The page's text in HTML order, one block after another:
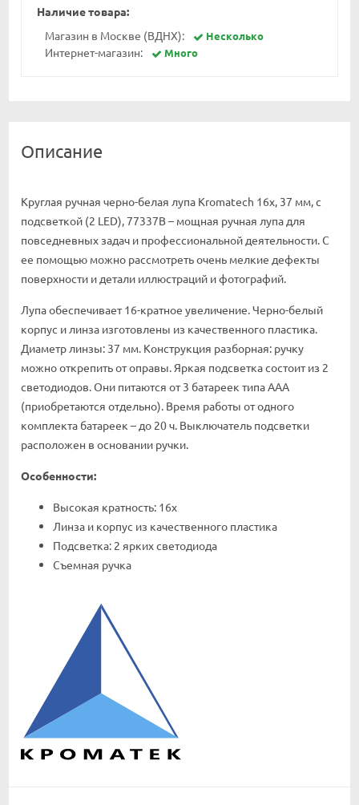
Наличие товара:
Магазин в Москве (ВДНХ):
Несколько
Интернет-магазин: Много
Описание
Круглая ручная черно-белая лупа Kromatech 16x, 37 мм, с
подсветкой (2 LED), 77337B – мощная ручная лупа для
повседневных задач и профессиональной деятельности. С
ее помощью можно рассмотреть очень мелкие дефекты
поверхности и детали иллюстраций и фотографий.
Лупа обеспечивает 16-кратное увеличение. Черно-белый
корпус и линза изготовлены из качественного пластика.
Диаметр линзы: 37 мм. Конструкция разборная: ручку
можно открепить от оправы. Яркая подсветка состоит из 2
светодиодов. Они питаются от 3 батареек типа AAA
(приобретаются отдельно). Время работы от одного
комплекта батареек – до 20 ч. Выключатель подсветки
расположен в основании ручки.
Особенности:
Высокая кратность: 16x
Линза и корпус из качественного пластика
Подсветка: 2 ярких светодиода
Съемная ручка